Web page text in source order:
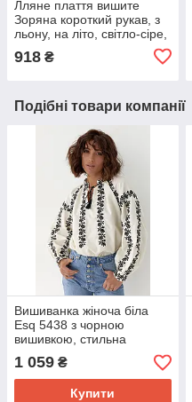
Лляне плаття вишите
Зоряна короткий рукав, з
льону, на літо, світло-сіре,
троянди/ромб, 40,42,46р-
р
918 ₴
Подібні товари компанії
Вишиванка жіноча біла
Esq 5438 з чорною
вишивкою, стильна
блузка-вишиванка вишита
гладдю з довгим рукавом
1 059 ₴
Купити